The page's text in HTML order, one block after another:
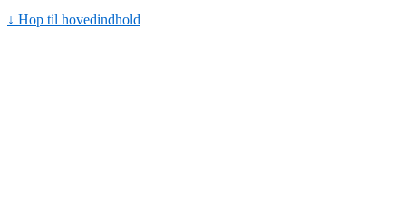
↓ Hop til hovedindhold